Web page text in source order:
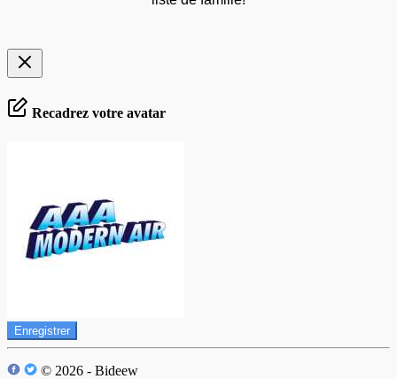
Recadrez votre avatar
Enregistrer
© 2026 - Bideew